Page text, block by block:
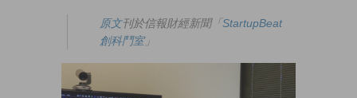
原文刊於信報財經新聞「StartupBeat
創科鬥室」